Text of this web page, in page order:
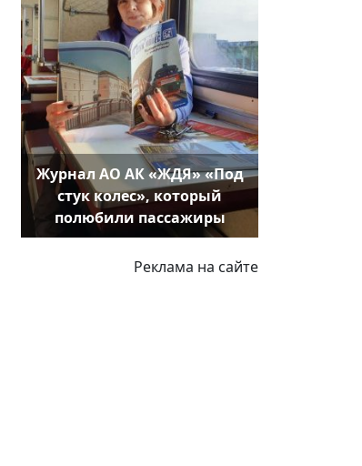
Журнал АО АК «ЖДЯ» «Под
стук колес», который
полюбили пассажиры
Реклама на сайте